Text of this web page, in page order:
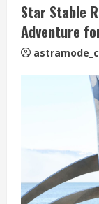
Star Stable
Adventure